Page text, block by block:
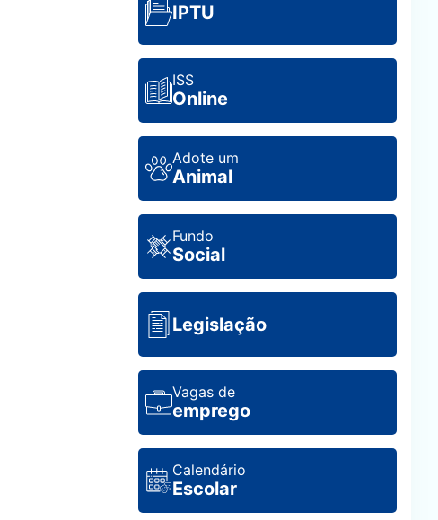
IPTU
ISS
Online
Adote um
Animal
Fundo
Social
Legislação
Vagas de
emprego
Calendário
Escolar